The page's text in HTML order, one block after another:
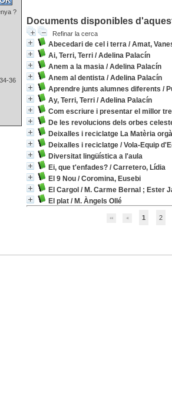
Documents disponibles
Refinar la cerca
Abecedari de cel i terra /Amat,
Ai, Terri, Terri /Adelina Palacín
Anem a la masia /Adelina Palacín
Anem al dentista /Adelina Palacín
Aprendre junts alumnes diferents /
Ay, Terri, Terri /Adelina Palacín
Com escriure i presentar el millor
De les revolucions dels orbes
Deixalles i reciclatge La Matèria
Deixalles i reciclatge /Vola-Equip
Diversitat lingüística a l'aula
Ei, que t'enfades? /Carretero, Lídia
El 9 Nou /Coromina, Eusebi
El Cargol / M. Carme Bernal ; Ester
El plat / M. Àngels Ollé
1 2
?
36